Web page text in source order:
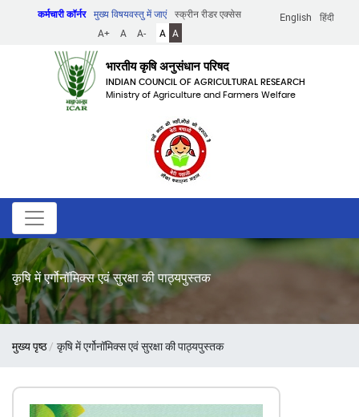
English हिंदी
कर्मचारी कॉर्नर मुख्य विषयवस्तु में जाएं
स्क्रीन रीडर एक्सेस
A+
A A- A A
भारतीय कृषि अनुसंधान परिषद
INDIAN COUNCIL OF AGRICULTURAL RESEARCH
Ministry of Agriculture and Farmers Welfare
कृषि में एर्गोनॉमिक्स एवं सुरक्षा की पाठ्यपुस्तक
पग
मुख्य पृष्ठ कृषि में एर्गोनॉमिक्स एवं सुरक्षा की पाठ्यपुस्तक